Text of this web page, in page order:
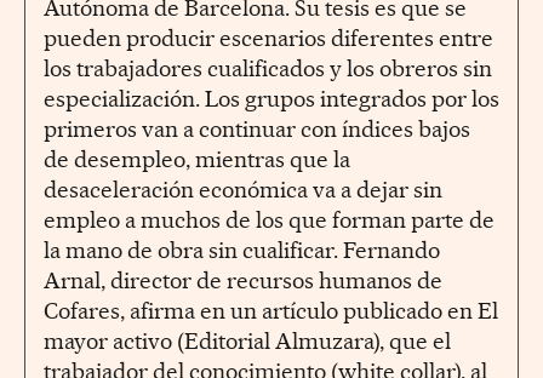
Autónoma de Barcelona. Su tesis es que se
pueden producir escenarios diferentes entre
los trabajadores cualificados y los obreros sin
especialización. Los grupos integrados por los
primeros van a continuar con índices bajos
de desempleo, mientras que la
desaceleración económica va a dejar sin
empleo a muchos de los que forman parte de
la mano de obra sin cualificar. Fernando
Arnal, director de recursos humanos de
Cofares, afirma en un artículo publicado en El
mayor activo (Editorial Almuzara), que el
trabajador del conocimiento (white collar), al